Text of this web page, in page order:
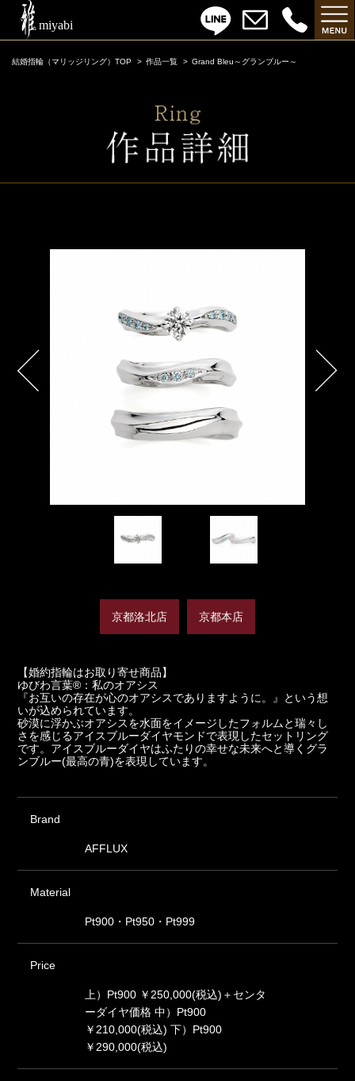
結婚指輪（マリッジリング）TOP 作品一覧 Grand Bleu～グランブルー～
京都洛北店 京都本店
【婚約指輪はお取り寄せ商品】
ゆびわ言葉®：私のオアシス
『お互いの存在が心のオアシスでありますように。』という想
いが込められています。
砂漠に浮かぶオアシスを水面をイメージしたフォルムと瑞々し
さを感じるアイスブルーダイヤモンドで表現したセットリング
です。アイスブルーダイヤはふたりの幸せな未来へと導くグラ
ンブルー(最高の青)を表現しています。
Brand
AFFLUX
Material
Pt900・Pt950・Pt999
Price
上）Pt900 ￥250,000(税込)＋センタ
ーダイヤ価格 中）Pt900
￥210,000(税込) 下）Pt900
￥290,000(税込)